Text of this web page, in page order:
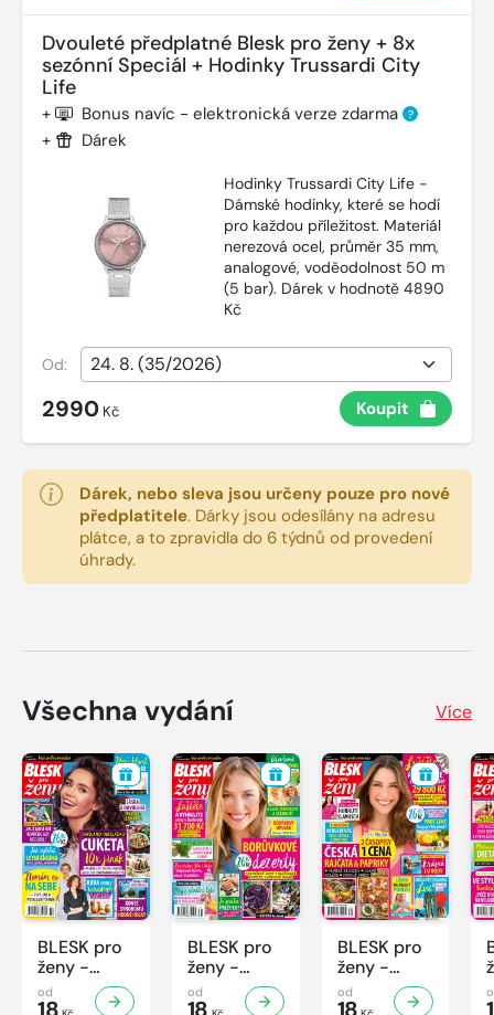
Dvouleté předplatné Blesk pro ženy + 8x
sezónní Speciál + Hodinky Trussardi City
Life
+ Bonus navíc - elektronická verze zdarma ?
+ Dárek
Hodinky Trussardi City Life -
Dámské hodinky, které se hodí
pro každou příležitost. Materiál
nerezová ocel, průměr 35 mm,
analogové, voděodolnost 50 m
(5 bar). Dárek v hodnotě 4890
Kč
Od:
2990 Kč Koupit
Dárek, nebo sleva jsou určeny pouze pro nové
předplatitele. Dárky jsou odesílány na adresu
plátce, a to zpravidla do 6 týdnů od provedení
úhrady.
Všechna vydání Více
BLESK pro
ženy -
32/2026
od
18
BLESK pro
ženy -
31/2026
od
18
BLESK pro
ženy -
30/2026
od
18